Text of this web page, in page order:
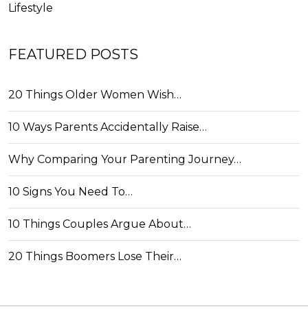
Lifestyle
FEATURED POSTS
20 Things Older Women Wish…
10 Ways Parents Accidentally Raise…
Why Comparing Your Parenting Journey…
10 Signs You Need To…
10 Things Couples Argue About…
20 Things Boomers Lose Their…